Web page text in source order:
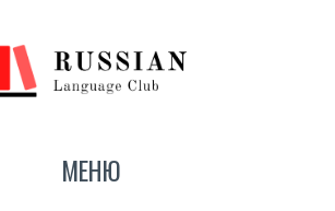
МЕНЮ